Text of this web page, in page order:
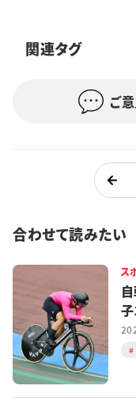
イベント
購読
関連タグ
ご
合わせて読みたい
ス